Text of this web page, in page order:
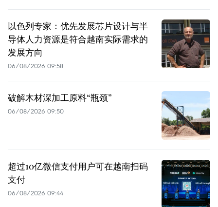
以色列专家：优先发展芯片设计与半
导体人力资源是符合越南实际需求的
发展方向
06/08/2026 09:58
破解木材深加工原料“瓶颈”
06/08/2026 09:50
超过10亿微信支付用户可在越南扫码
支付
06/08/2026 09:44